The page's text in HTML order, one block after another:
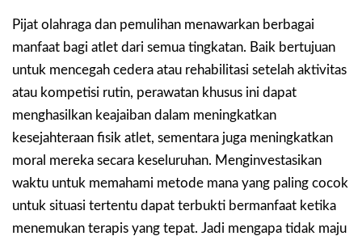
Pijat olahraga dan pemulihan menawarkan berbagai
manfaat bagi atlet dari semua tingkatan. Baik bertujuan
untuk mencegah cedera atau rehabilitasi setelah aktivitas
atau kompetisi rutin, perawatan khusus ini dapat
menghasilkan keajaiban dalam meningkatkan
kesejahteraan fisik atlet, sementara juga meningkatkan
moral mereka secara keseluruhan. Menginvestasikan
waktu untuk memahami metode mana yang paling cocok
untuk situasi tertentu dapat terbukti bermanfaat ketika
menemukan terapis yang tepat. Jadi mengapa tidak maju